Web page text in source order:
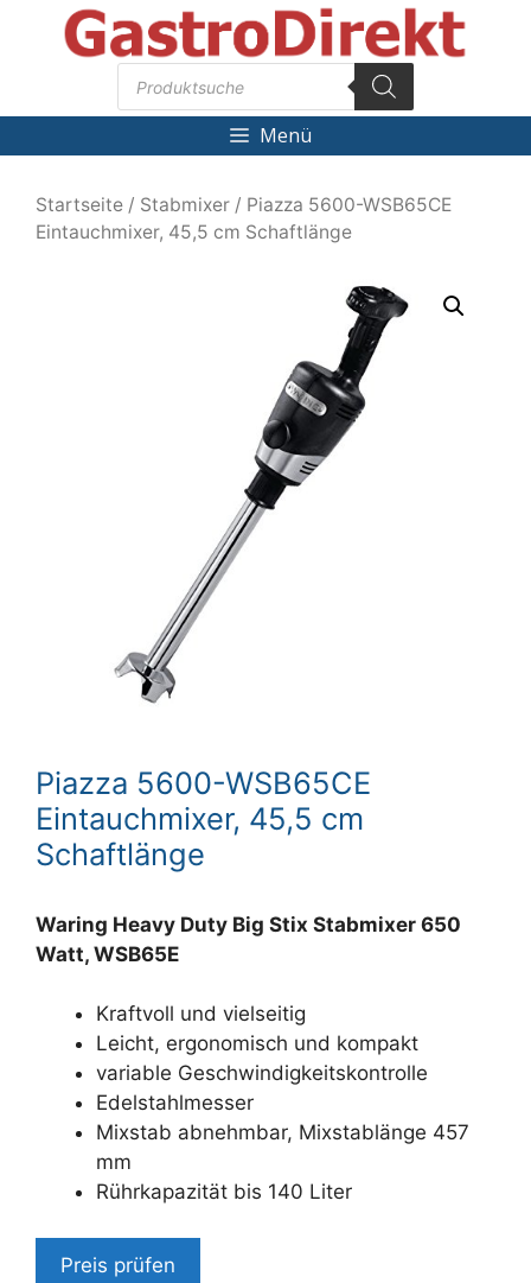
Products
search
Menü
Startseite / Stabmixer / Piazza 5600-WSB65CE
Eintauchmixer, 45,5 cm Schaftlänge
Piazza 5600-WSB65CE
Eintauchmixer, 45,5 cm
Schaftlänge
Waring Heavy Duty Big Stix Stabmixer 650
Watt, WSB65E
Kraftvoll und vielseitig
Leicht, ergonomisch und kompakt
variable Geschwindigkeitskontrolle
Edelstahlmesser
Mixstab abnehmbar, Mixstablänge 457
mm
Rührkapazität bis 140 Liter
Preis prüfen